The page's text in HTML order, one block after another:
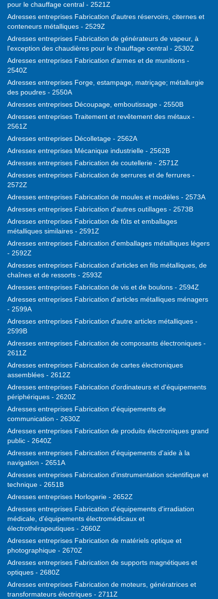
pour le chauffage central - 2521Z
Adresses entreprises Fabrication d'autres réservoirs, citernes et
conteneurs métalliques - 2529Z
Adresses entreprises Fabrication de générateurs de vapeur, à
l'exception des chaudières pour le chauffage central - 2530Z
Adresses entreprises Fabrication d'armes et de munitions -
2540Z
Adresses entreprises Forge, estampage, matriçage; métallurgie
des poudres - 2550A
Adresses entreprises Découpage, emboutissage - 2550B
Adresses entreprises Traitement et revêtement des métaux -
2561Z
Adresses entreprises Décolletage - 2562A
Adresses entreprises Mécanique industrielle - 2562B
Adresses entreprises Fabrication de coutellerie - 2571Z
Adresses entreprises Fabrication de serrures et de ferrures -
2572Z
Adresses entreprises Fabrication de moules et modèles - 2573A
Adresses entreprises Fabrication d'autres outillages - 2573B
Adresses entreprises Fabrication de fûts et emballages
métalliques similaires - 2591Z
Adresses entreprises Fabrication d'emballages métalliques légers
- 2592Z
Adresses entreprises Fabrication d'articles en fils métalliques, de
chaînes et de ressorts - 2593Z
Adresses entreprises Fabrication de vis et de boulons - 2594Z
Adresses entreprises Fabrication d'articles métalliques ménagers
- 2599A
Adresses entreprises Fabrication d'autre articles métalliques -
2599B
Adresses entreprises Fabrication de composants électroniques -
2611Z
Adresses entreprises Fabrication de cartes électroniques
assemblées - 2612Z
Adresses entreprises Fabrication d'ordinateurs et d'équipements
périphériques - 2620Z
Adresses entreprises Fabrication d'équipements de
communication - 2630Z
Adresses entreprises Fabrication de produits électroniques grand
public - 2640Z
Adresses entreprises Fabrication d'équipements d'aide à la
navigation - 2651A
Adresses entreprises Fabrication d'instrumentation scientifique et
technique - 2651B
Adresses entreprises Horlogerie - 2652Z
Adresses entreprises Fabrication d'équipements d'irradiation
médicale, d'équipements électromédicaux et
électrothérapeutiques - 2660Z
Adresses entreprises Fabrication de matériels optique et
photographique - 2670Z
Adresses entreprises Fabrication de supports magnétiques et
optiques - 2680Z
Adresses entreprises Fabrication de moteurs, génératrices et
transformateurs électriques - 2711Z